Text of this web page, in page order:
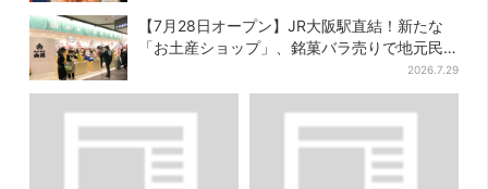
【7月28日オープン】JR大阪駅直結！新たな
「お土産ショップ」、銘菓バラ売りで地元民
2026.7.29